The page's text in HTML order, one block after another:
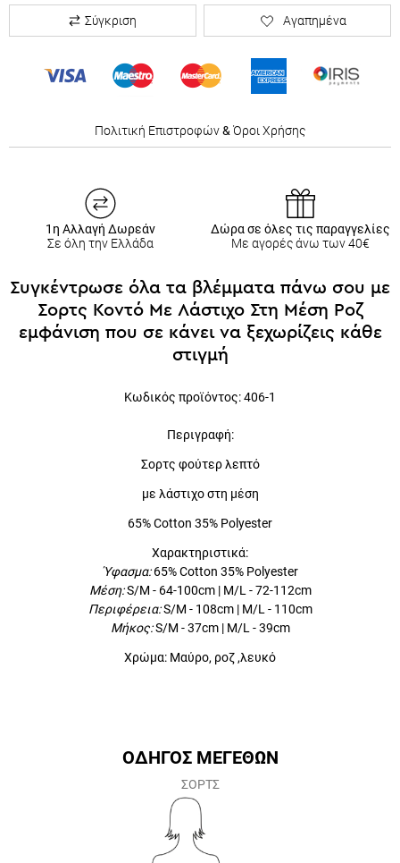
Σύγκριση Αγαπημένα
Πολιτική Επιστροφών&Όροι Χρήσης
1η Αλλαγή Δωρεάν
Σε όλη την Ελλάδα
Δώρα σε όλες τις παραγγελίες
Με αγορές άνω των 40€
Συγκέντρωσε όλα τα βλέμματα πάνω σου με
Σορτς Κοντό Με Λάστιχο Στη Μέση Ροζ
εμφάνιση που σε κάνει να ξεχωρίζεις κάθε
στιγμή
Κωδικός προϊόντος: 406-1
Περιγραφή:
Σορτς φούτερ λεπτό
με λάστιχο στη μέση
65% Cotton 35% Polyester
Χαρακτηριστικά:
Ύφασμα:65% Cotton 35% Polyester
Μέση:S/M - 64-100cm | M/L - 72-112cm
Περιφέρεια:S/M - 108cm | M/L - 110cm
Μήκος:S/M - 37cm | M/L - 39cm
Χρώμα: Μαύρο, ροζ ,λευκό
ΟΔΗΓΟΣ ΜΕΓΕΘΩΝ
ΣΟΡΤΣ